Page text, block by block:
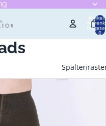
Artikel
0